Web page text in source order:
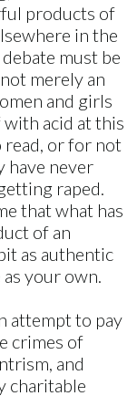
products of
in the
must be
merely an
and girls
acid at this
read, or for not
have never
raped.
that what has
of an
as authentic
your own.
attempt to pay
crimes of
and
charitable